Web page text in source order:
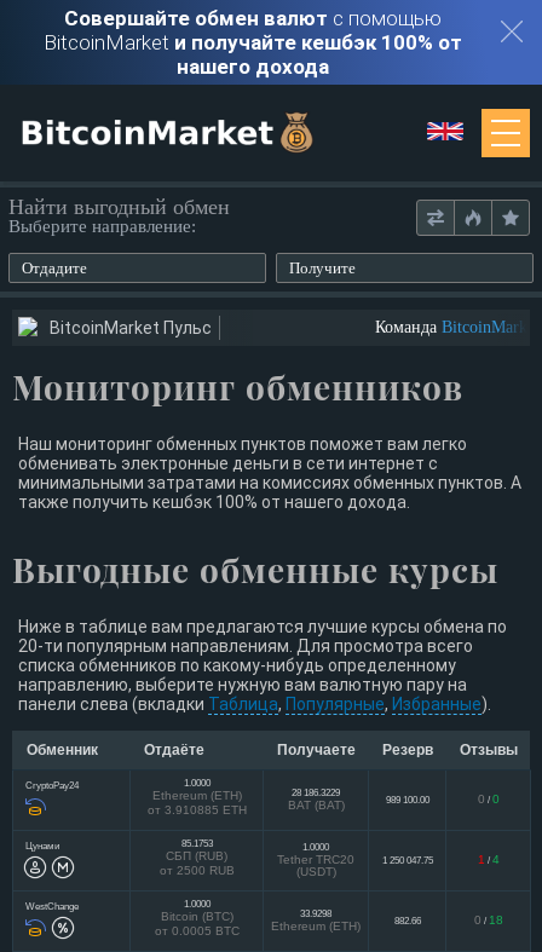
Совершайте обмен валют с помощью
BitcoinMarket и получайте кешбэк 100% от
нашего дохода
Обменники
Войти
Регистрация
Найти выгодный обмен
Выберите направление:
Отдадите Получите
BitcoinMarket Пульс Команда BitcoinMarket
Мониторинг обменников
Наш мониторинг обменных пунктов поможет вам легко
обменивать электронные деньги в сети интернет с
минимальными затратами на комиссиях обменных пунктов. А
также получить кешбэк 100% от нашего дохода.
Выгодные обменные курсы
Ниже в таблице вам предлагаются лучшие курсы обмена по
20-ти популярным направлениям. Для просмотра всего
списка обменников по какому-нибудь определенному
направлению, выберите нужную вам валютную пару на
панели слева (вкладки Таблица, Популярные, Избранные).
Обменник Отдаёте Получаете Резерв Отзывы
CryptoPay24 1.0000
Ethereum (ETH)
от 3.910885 ETH
28 186.3229
BAT (BAT) 989 100.00 0 / 0
Цунами 85.1753
СБП (RUB)
от 2500 RUB
1.0000
Tether TRC20
(USDT)
1 250 047.75 1 / 4
WestChange 1.0000
Bitcoin (BTC)
от 0.0005 BTC
33.9298
Ethereum (ETH) 882.66 0 / 18